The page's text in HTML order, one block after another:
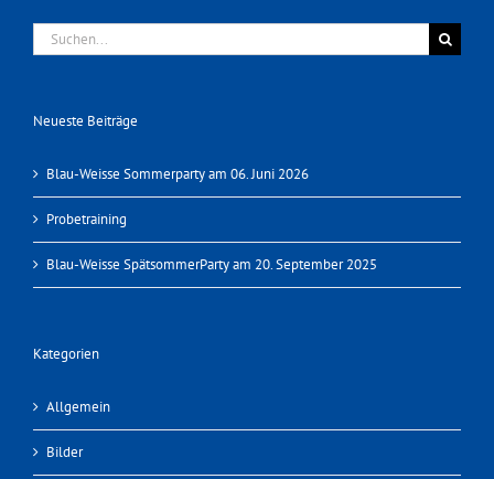
Suche
nach:
Neueste Beiträge
Blau-Weisse Sommerparty am 06. Juni 2026
Probetraining
Blau-Weisse SpätsommerParty am 20. September 2025
Kategorien
Allgemein
Bilder